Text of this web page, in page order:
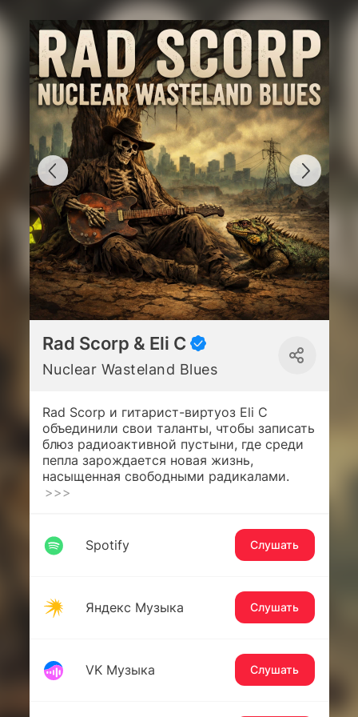
Rad Scorp & Eli C
Nuclear Wasteland Blues
Rad Scorp и гитарист-виртуоз Eli C
объединили свои таланты, чтобы записать
блюз радиоактивной пустыни, где среди
пепла зарождается новая жизнь,
насыщенная свободными радикалами.
>>>
Spotify Слушать
Яндекс Музыка Слушать
VK Музыка Слушать